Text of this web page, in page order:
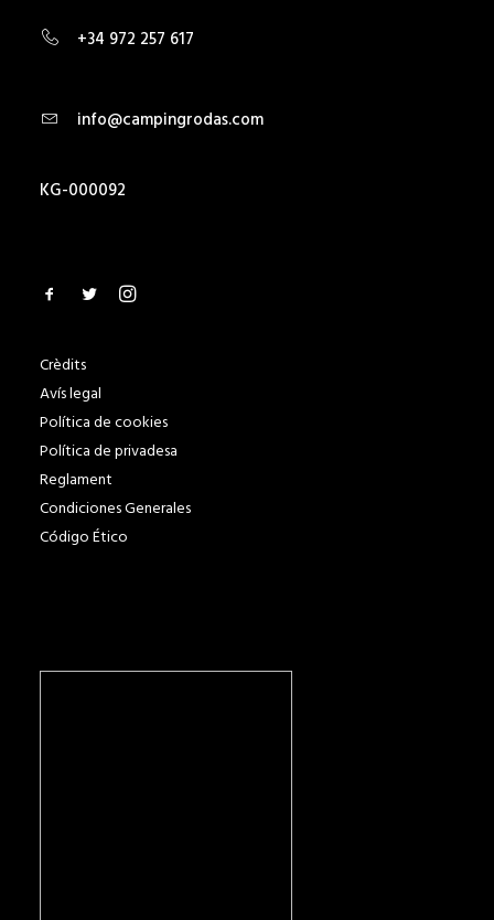
+34 972 257 617
info@campingrodas.com
KG-000092
Crèdits
Avís legal
Política de cookies
Política de privadesa
Reglament
Condiciones Generales
Código Ético